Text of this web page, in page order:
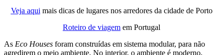
Veja aqui mais dicas de lugares nos arredores da cidade de Porto
Roteiro de viagem em Portugal
As Eco Houses foram construídas em sistema modular, para não
agredirem o meio ambiente. No interior, o ambiente é moderno,